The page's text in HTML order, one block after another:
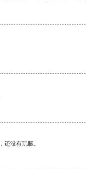
没有玩腻。